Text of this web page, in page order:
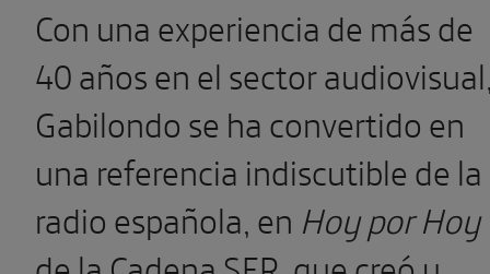
Con una experiencia de más de
40 años en el sector
Gabilondo se ha convertido en
una referencia indiscutible de la
radio española, en Hoy por Hoy